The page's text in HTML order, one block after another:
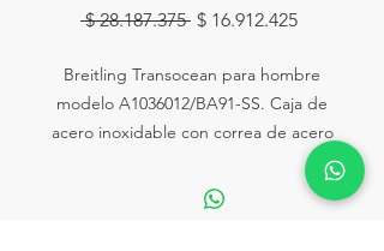
$ 28.187.375 Precio
$ 16.912.425Precio
Breitling Transocean para hombre
modelo A1036012/BA91-SS. Caja de
acero inoxidable con correa de acero
inoxidable. Cierre desplegable.
Descripción de la esfera: Negra con